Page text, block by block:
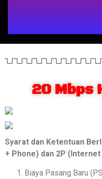
20 Mbps
Syarat dan Ketentuan
+ Phone) dan 2P (Internet
Biaya Pasang Baru